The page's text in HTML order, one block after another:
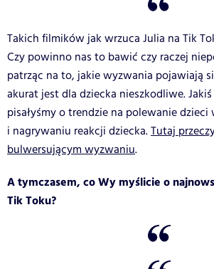
Takich filmików jak wrzuca Julia na Tik
Czy powinno nas to bawić czy raczej
patrząc na to, jakie wyzwania pojawiają
akurat jest dla dziecka nieszkodliwe.
pisałyśmy o trendzie na polewanie dzieci
i nagrywaniu reakcji dziecka.Tutaj
bulwersującym wyzwaniu.
A tymczasem, co Wy myślicie o
Tik Toku?